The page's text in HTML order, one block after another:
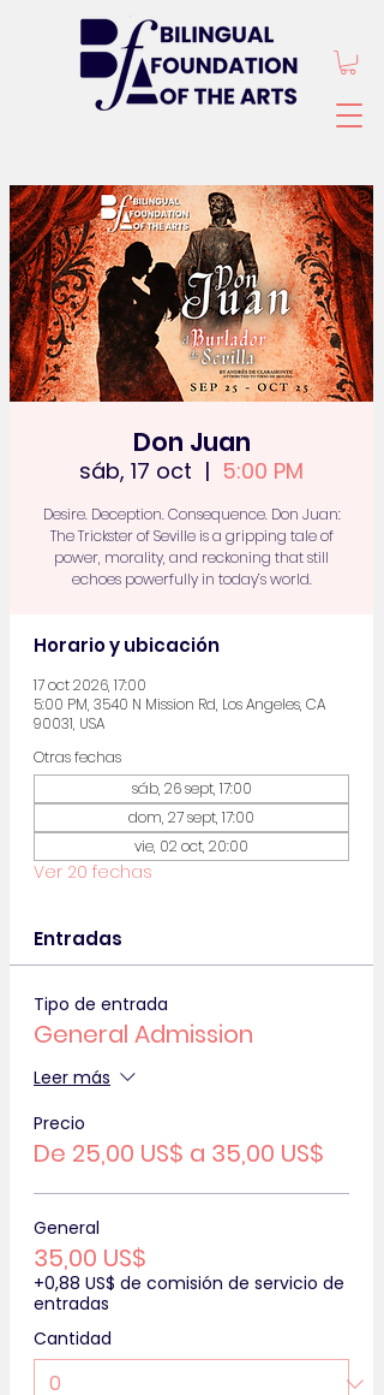
Don Juan
sáb, 17 oct
  |
5:00 PM
Desire. Deception. Consequence. Don Juan:
The Trickster of Seville is a gripping tale of
power, morality, and reckoning that still
echoes powerfully in today’s world.
Horario y ubicación
17 oct 2026, 17:00
5:00 PM, 3540 N Mission Rd, Los Angeles, CA
90031, USA
Otras fechas
sáb, 26 sept, 17:00
dom, 27 sept, 17:00
vie, 02 oct, 20:00
Ver 20 fechas
Entradas
Tipo de entrada
General Admission
Leer más
Precio
De 25,00 US$ a 35,00 US$
General
35,00 US$
+0,88 US$ de comisión de servicio de
entradas
Cantidad